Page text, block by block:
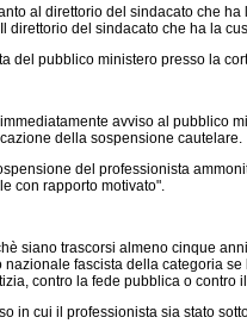
al direttorio del sindacato che
direttorio del sindacato che ha la
pubblico ministero presso la
avviso al pubblico
della sospensione cautelare.
del professionista
con rapporto motivato".
siano trascorsi almeno cinque
fascista della categoria
contro la fede pubblica o contro
in cui il professionista sia stato